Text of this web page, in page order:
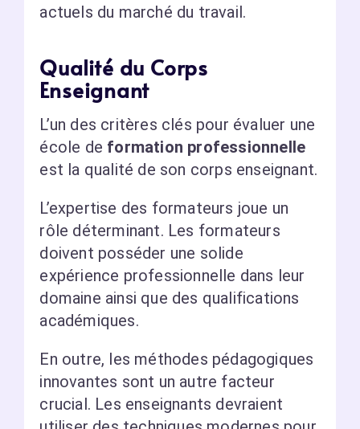
actuels du marché du travail.
Qualité du Corps
Enseignant
L’un des critères clés pour évaluer une
école de formation professionnelle
est la qualité de son corps enseignant.
L’expertise des formateurs joue un
rôle déterminant. Les formateurs
doivent posséder une solide
expérience professionnelle dans leur
domaine ainsi que des qualifications
académiques.
En outre, les méthodes pédagogiques
innovantes sont un autre facteur
crucial. Les enseignants devraient